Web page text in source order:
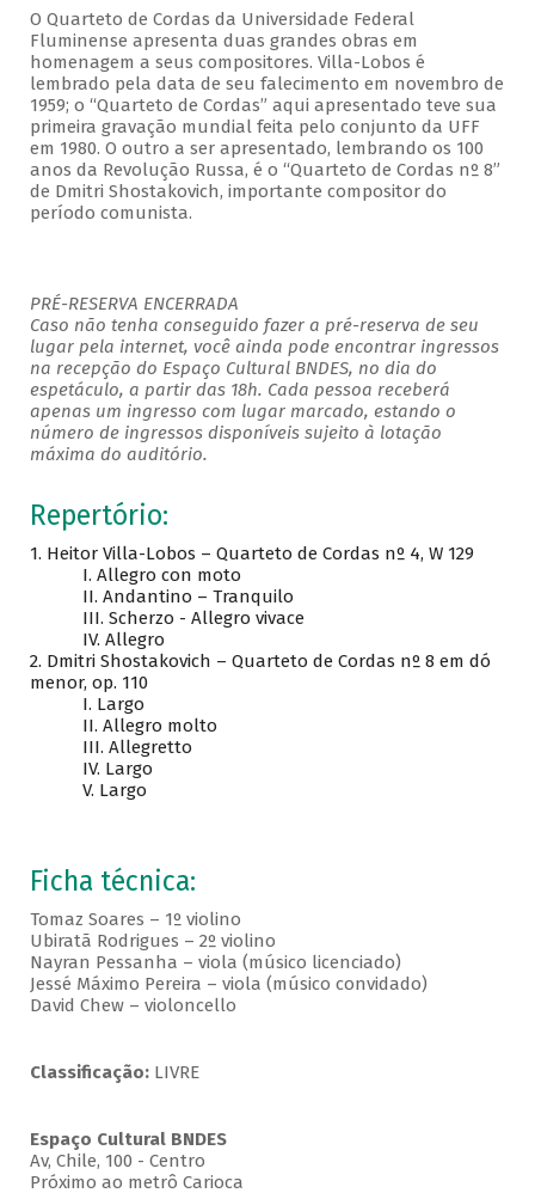
O Quarteto de Cordas da Universidade Federal
Fluminense apresenta duas grandes obras em
homenagem a seus compositores. Villa-Lobos é
lembrado pela data de seu falecimento em novembro de
1959; o “Quarteto de Cordas” aqui apresentado teve sua
primeira gravação mundial feita pelo conjunto da UFF
em 1980. O outro a ser apresentado, lembrando os 100
anos da Revolução Russa, é o “Quarteto de Cordas nº 8”
de Dmitri Shostakovich, importante compositor do
período comunista.
PRÉ-RESERVA ENCERRADA
Caso não tenha conseguido fazer a pré-reserva de seu
lugar pela internet, você ainda pode encontrar ingressos
na recepção do Espaço Cultural BNDES, no dia do
espetáculo, a partir das 18h. Cada pessoa receberá
apenas um ingresso com lugar marcado, estando o
número de ingressos disponíveis sujeito à lotação
máxima do auditório.
Repertório:
1. Heitor Villa-Lobos – Quarteto de Cordas nº 4, W 129
I. Allegro con moto
II. Andantino – Tranquilo
III. Scherzo - Allegro vivace
IV. Allegro
2. Dmitri Shostakovich – Quarteto de Cordas nº 8 em dó
menor, op. 110
I. Largo
II. Allegro molto
III. Allegretto
IV. Largo
V. Largo
Ficha técnica:
Tomaz Soares – 1º violino
Ubiratã Rodrigues – 2º violino
Nayran Pessanha – viola (músico licenciado)
Jessé Máximo Pereira – viola (músico convidado)
David Chew – violoncello
Classificação:LIVRE
Espaço Cultural BNDES
Av, Chile, 100 - Centro
Próximo ao metrô Carioca